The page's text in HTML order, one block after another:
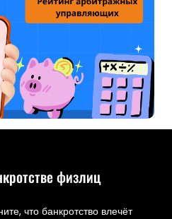
физлиц
что банкротство влечёт